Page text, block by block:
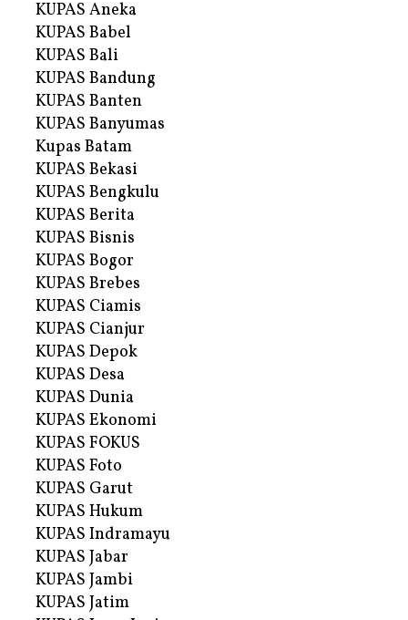
KUPAS Aneka
KUPAS Babel
KUPAS Bali
KUPAS Bandung
KUPAS Banten
KUPAS Banyumas
Kupas Batam
KUPAS Bekasi
KUPAS Bengkulu
KUPAS Berita
KUPAS Bisnis
KUPAS Bogor
KUPAS Brebes
KUPAS Ciamis
KUPAS Cianjur
KUPAS Depok
KUPAS Desa
KUPAS Dunia
KUPAS Ekonomi
KUPAS FOKUS
KUPAS Foto
KUPAS Garut
KUPAS Hukum
KUPAS Indramayu
KUPAS Jabar
KUPAS Jambi
KUPAS Jatim